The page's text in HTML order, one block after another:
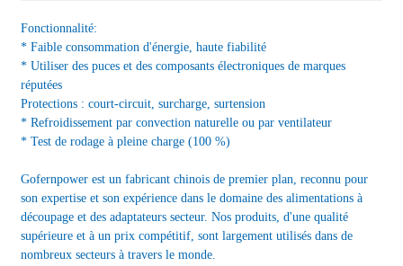
Fonctionnalité:
* Faible consommation d'énergie, haute fiabilité
* Utiliser des puces et des composants électroniques de marques
réputées
Protections : court-circuit, surcharge, surtension
* Refroidissement par convection naturelle ou par ventilateur
* Test de rodage à pleine charge (100 %)
Gofernpower est un fabricant chinois de premier plan, reconnu pour
son expertise et son expérience dans le domaine des alimentations à
découpage et des adaptateurs secteur. Nos produits, d'une qualité
supérieure et à un prix compétitif, sont largement utilisés dans de
nombreux secteurs à travers le monde.